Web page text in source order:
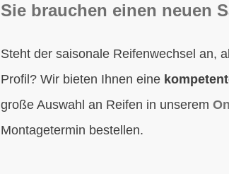
Sie brauchen einen neuen
Steht der saisonale Reifenwechsel an,
Profil? Wir bieten Ihnen eine
große Auswahl an Reifen in unserem
Montagetermin bestellen.